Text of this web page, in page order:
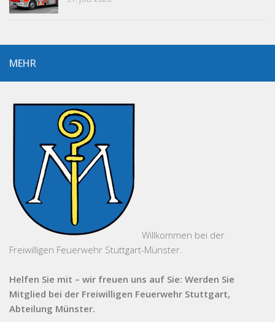
MEHR
Willkommen bei der
Freiwilligen Feuerwehr Stuttgart-Münster.
Helfen Sie mit – wir freuen uns auf Sie: Werden Sie
Mitglied bei der Freiwilligen Feuerwehr Stuttgart,
Abteilung Münster.